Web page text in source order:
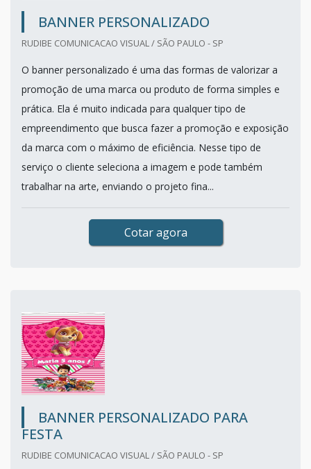
BANNER PERSONALIZADO
RUDIBE COMUNICACAO VISUAL / SÃO PAULO - SP
O banner personalizado é uma das formas de valorizar a
promoção de uma marca ou produto de forma simples e
prática. Ela é muito indicada para qualquer tipo de
empreendimento que busca fazer a promoção e exposição
da marca com o máximo de eficiência. Nesse tipo de
serviço o cliente seleciona a imagem e pode também
trabalhar na arte, enviando o projeto fina...
Cotar agora
BANNER PERSONALIZADO PARA
FESTA
RUDIBE COMUNICACAO VISUAL / SÃO PAULO - SP